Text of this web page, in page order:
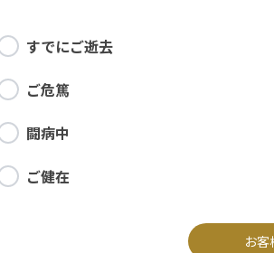
すでにご逝去
ご危篤
闘病中
ご健在
お